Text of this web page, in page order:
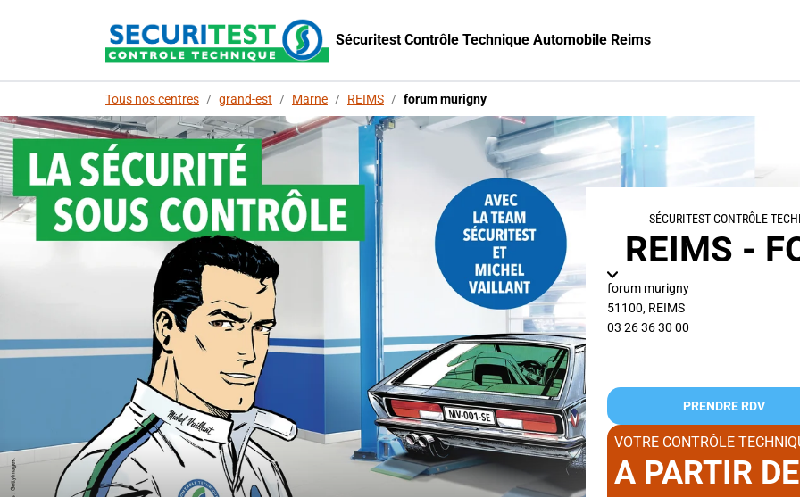
Sécuritest Contrôle Technique Automobile Reims
Tous nos centres / grand-est / Marne / REIMS / forum murigny
SÉCURITEST CONTRÔLE
REIMS -
forum murigny
51100, REIMS
03 26 36 30 00
PRENDRE RDV
VOTRE CONTRÔLE
A PARTIR